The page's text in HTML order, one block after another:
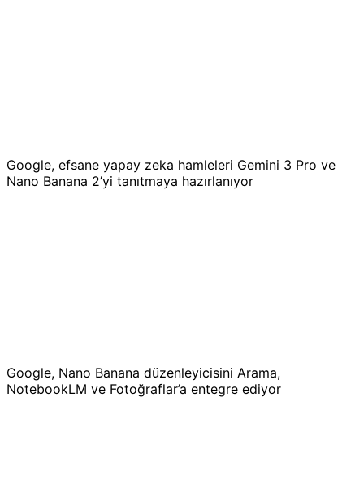
Google, efsane yapay zeka hamleleri Gemini 3 Pro ve
Nano Banana 2’yi tanıtmaya hazırlanıyor
Google, Nano Banana düzenleyicisini Arama,
NotebookLM ve Fotoğraflar’a entegre ediyor